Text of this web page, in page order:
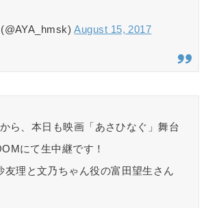
August 15, 2017
ら、本日も映画「あさひなぐ」舞台
にて生中継です！
友理と文乃ちゃん役の富田望生さん